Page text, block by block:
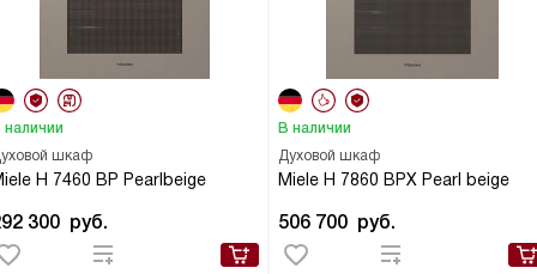
шкаф
H 7460 BP Pearlbeige
наличии
300 руб.
Духовой шкаф
Miele H 7860 BPX Pearl beige
В наличии
506 700 руб.